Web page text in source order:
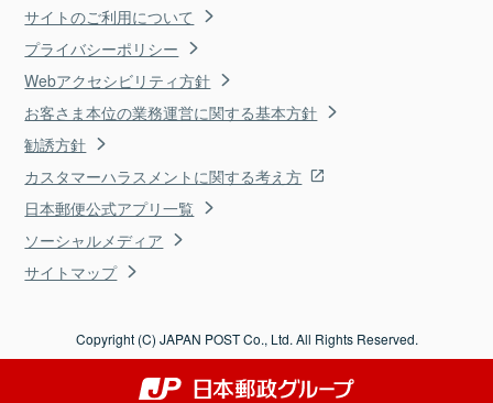
サイトのご利用について
プライバシーポリシー
Webアクセシビリティ方針
お客さま本位の業務運営に関する基本方針
勧誘方針
カスタマーハラスメントに関する考え方
日本郵便公式アプリ一覧
ソーシャルメディア
サイトマップ
Copyright (C) JAPAN POST Co., Ltd. All Rights Reserved.